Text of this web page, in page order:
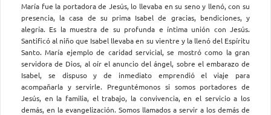
María fue la portadora de Jesús, lo llevaba en su seno y llenó, con su
presencia, la casa de su prima Isabel de gracias, bendiciones, y
alegría. Es la muestra de su profunda e íntima unión con Jesús.
Santificó al niño que Isabel llevaba en su vientre y la llenó del Espíritu
Santo. María ejemplo de caridad servicial, se mostró como la gran
servidora de Dios, al oír el anuncio del ángel, sobre el embarazo de
Isabel, se dispuso y de inmediato emprendió el viaje para
acompañarla y servirle. Preguntémonos si somos portadores de
Jesús, en la familia, el trabajo, la convivencia, en el servicio a los
demás, en la evangelización. Somos llamados a servir a los demás de